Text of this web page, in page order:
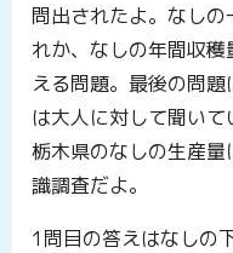
問出されたよ。なし
れか、なしの年間収
える問題。最後の問
は大人に対して聞い
栃木県のなしの生産
識調査だよ。
1問目の答えはなしの